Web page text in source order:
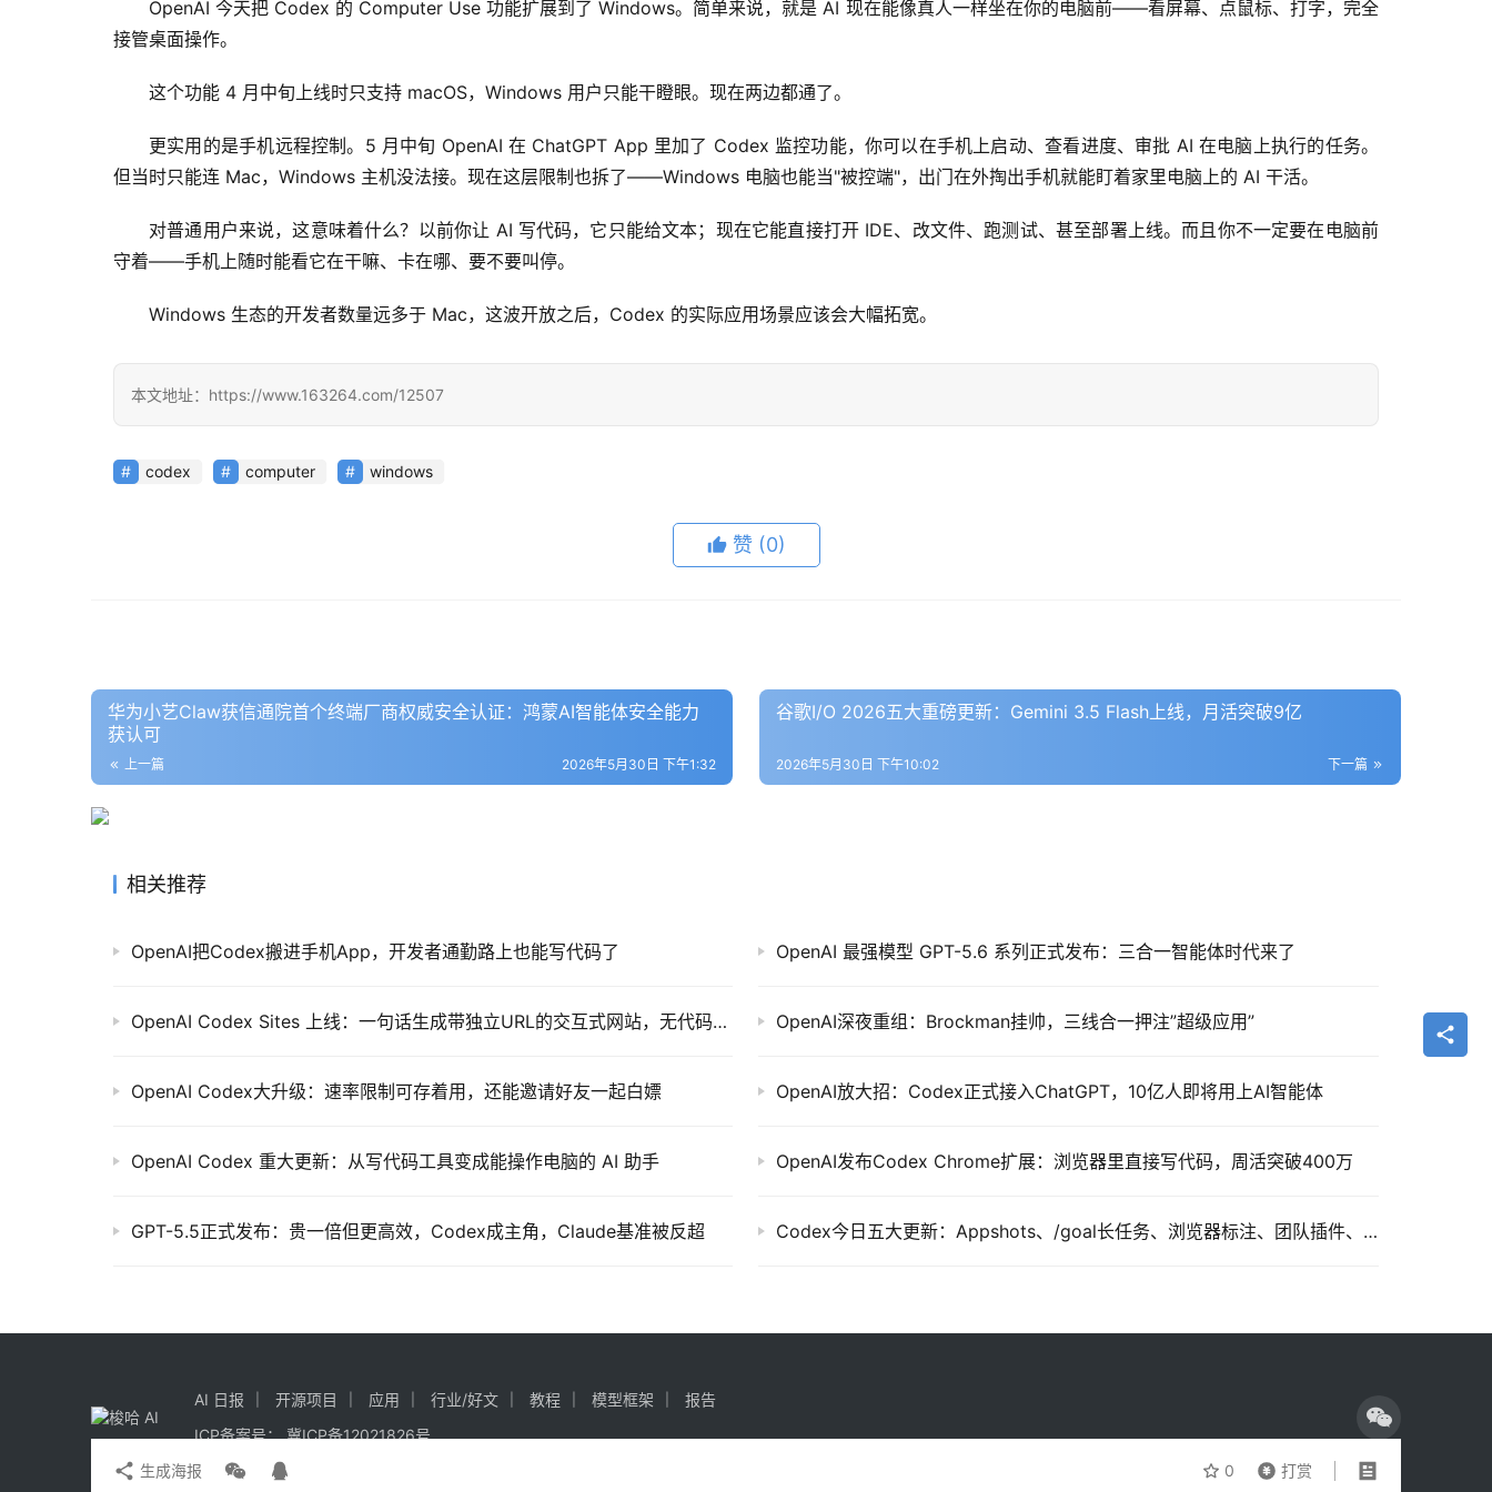
OpenAI 今天把 Codex 的 Computer Use 功能扩展到了 Windows。简单来说，就是 AI 现在能像真人一样坐在你的电脑前——看屏幕、点鼠标、打字，完全
接管桌面操作。
这个功能 4 月中旬上线时只支持 macOS，Windows 用户只能干瞪眼。现在两边都通了。
更实用的是手机远程控制。5 月中旬 OpenAI 在 ChatGPT App 里加了 Codex 监控功能，你可以在手机上启动、查看进度、审批 AI 在电脑上执行的任务。
但当时只能连 Mac，Windows 主机没法接。现在这层限制也拆了——Windows 电脑也能当"被控端"，出门在外掏出手机就能盯着家里电脑上的 AI 干活。
对普通用户来说，这意味着什么？以前你让 AI 写代码，它只能给文本；现在它能直接打开 IDE、改文件、跑测试、甚至部署上线。而且你不一定要在电脑前
守着——手机上随时能看它在干嘛、卡在哪、要不要叫停。
Windows 生态的开发者数量远多于 Mac，这波开放之后，Codex 的实际应用场景应该会大幅拓宽。
本文地址：https://www.163264.com/12507
codex computer windows
赞 (0)
0 打赏
生成海报
华为小艺Claw获信通院首个终端厂商权威安全认证：鸿蒙AI智能体安全能力
获认可
上一篇 2026年5月30日 下午1:32
谷歌I/O 2026五大重磅更新：Gemini 3.5 Flash上线，月活突破9亿
下一篇
2026年5月30日 下午10:02
相关推荐
OpenAI把Codex搬进手机App，开发者通勤路上也能写代码了 OpenAI 最强模型 GPT-5.6 系列正式发布：三合一智能体时代来了
OpenAI Codex Sites 上线：一句话生成带独立URL的交互式网站，无代码平台集体面临淘汰 OpenAI深夜重组：Brockman挂帅，三线合一押注”超级应用”
OpenAI Codex大升级：速率限制可存着用，还能邀请好友一起白嫖 OpenAI放大招：Codex正式接入ChatGPT，10亿人即将用上AI智能体
OpenAI Codex 重大更新：从写代码工具变成能操作电脑的 AI 助手 OpenAI发布Codex Chrome扩展：浏览器里直接写代码，周活突破400万
GPT-5.5正式发布：贵一倍但更高效，Codex成主角，Claude基准被反超 Codex今日五大更新：Appshots、/goal长任务、浏览器标注、团队插件、Analytics
AI 日报 开源项目 应用 行业/好文 教程 模型框架
报告
ICP备案号：冀ICP备12021826号